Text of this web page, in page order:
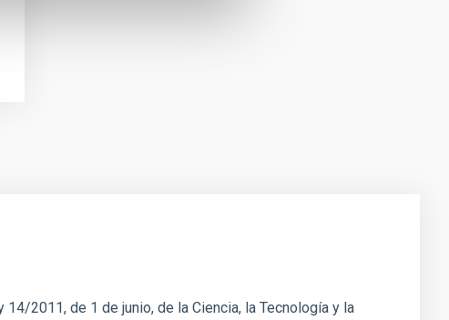
2011, de 1 de junio, de la Ciencia, la Tecnología y la